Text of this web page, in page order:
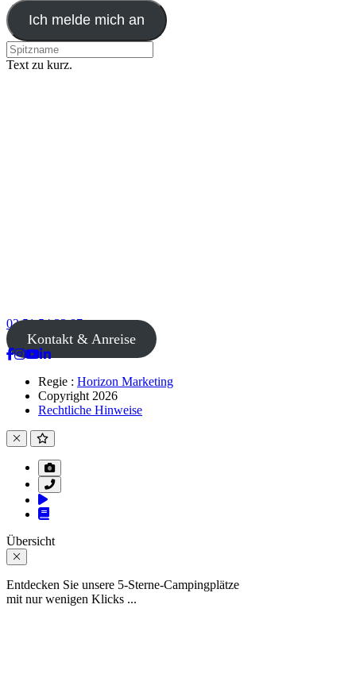
Ich melde mich an
Text zu kurz.
02 51 54 33 87
Kontakt & Anreise
Regie : Horizon Marketing
Copyright 2026
Rechtliche Hinweise
Übersicht
Entdecken Sie unsere 5-Sterne-Campingplätze
mit nur wenigen Klicks ...